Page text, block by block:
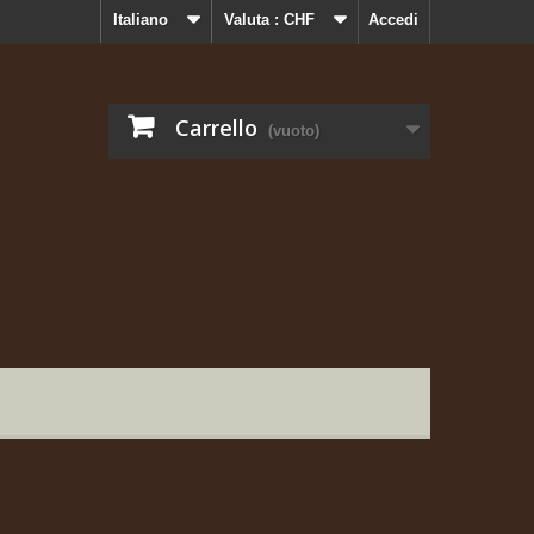
Accedi
Valuta : CHF
Italiano
Carrello (vuoto)